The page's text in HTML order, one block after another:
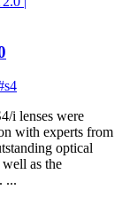
i lenses were
with experts from
optical
well as the
...